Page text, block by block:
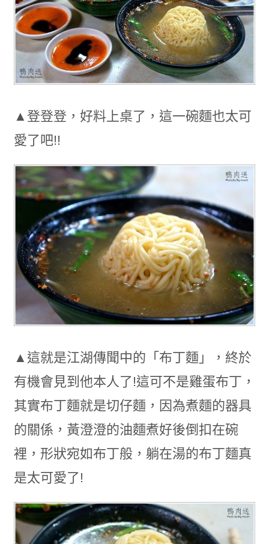
▲登登登，好料上桌了，這一碗麵也太可
愛了吧!!
▲這就是江湖傳聞中的「布丁麵」，終於
有機會見到他本人了!這可不是雞蛋布丁，
其實布丁麵就是切仔麵，因為煮麵的器具
的關係，黃澄澄的油麵煮好後倒扣在碗
裡，形狀宛如布丁般，躺在湯的布丁麵真
是太可愛了!